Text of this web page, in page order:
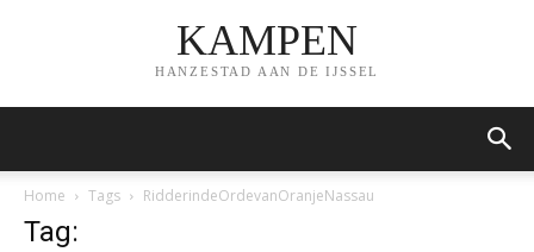
KAMPEN
HANZESTAD AAN DE IJSSEL
Home Tags RidderindeOrdevanOranjeNassau
Tag: